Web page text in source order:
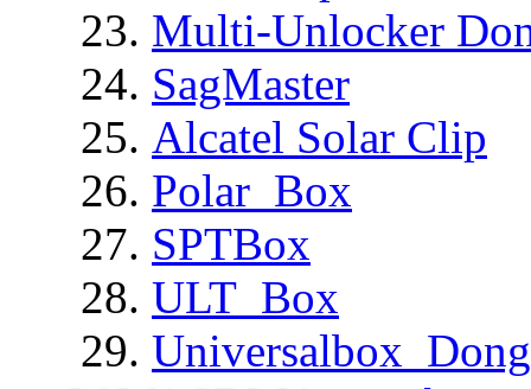
Multi-Unlocker
SagMaster
Alcatel Solar Clip
Polar_Box
SPTBox
ULT_Box